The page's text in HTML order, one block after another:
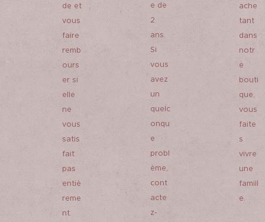
de et
vous
faire
remb
ours
er si
elle
ne
vous
satis
fait
pas
entiè
reme
nt.
e de
2
ans.
Si
vous
avez
un
quelc
onqu
e
probl
ème,
cont
acte
z-
ache
tant
dans
notr
e
bouti
que,
vous
faite
s
vivre
une
famill
e.